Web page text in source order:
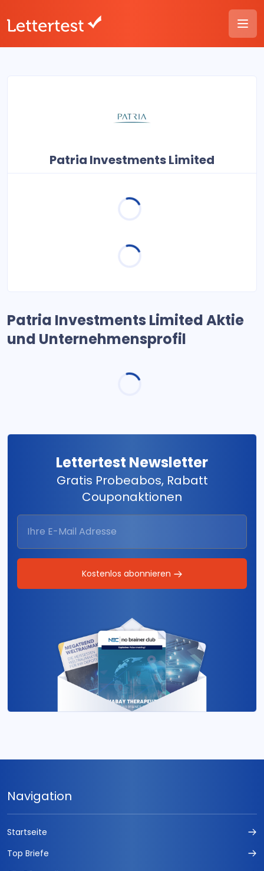
Patria Investments Limited
Patria Investments Limited Aktie
und Unternehmensprofil
Lettertest Newsletter
Gratis Probeabos, Rabatt
Couponaktionen
Kostenlos abonnieren
Navigation
Startseite
Top Briefe